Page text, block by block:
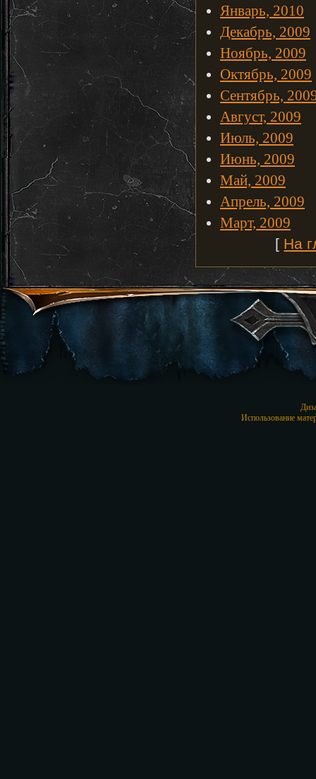
Январь, 2010
Декабрь, 2009
Ноябрь, 2009
Октябрь, 2009
Сентябрь,
Август, 2009
Июль, 2009
Июнь, 2009
Май, 2009
Апрель, 2009
Март, 2009
[ На
Использование